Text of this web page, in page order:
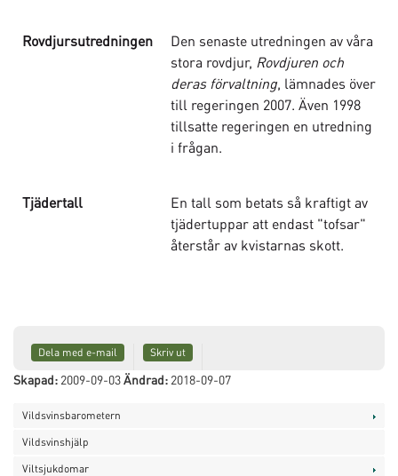
Rovdjursutredningen
Den senaste utredningen av våra
stora rovdjur, Rovdjuren och
deras förvaltning, lämnades över
till regeringen 2007. Även 1998
tillsatte regeringen en utredning
i frågan.
Tjädertall
En tall som betats så kraftigt av
tjädertuppar att endast "tofsar"
återstår av kvistarnas skott.
Dela med e-mail Skriv ut
Skapad: 2009-09-03Ändrad: 2018-09-07
Vildsvinsbarometern
Vildsvinshjälp
Viltsjukdomar